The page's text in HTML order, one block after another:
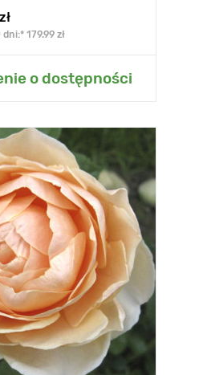
zł
179.99 zł
o dostępności